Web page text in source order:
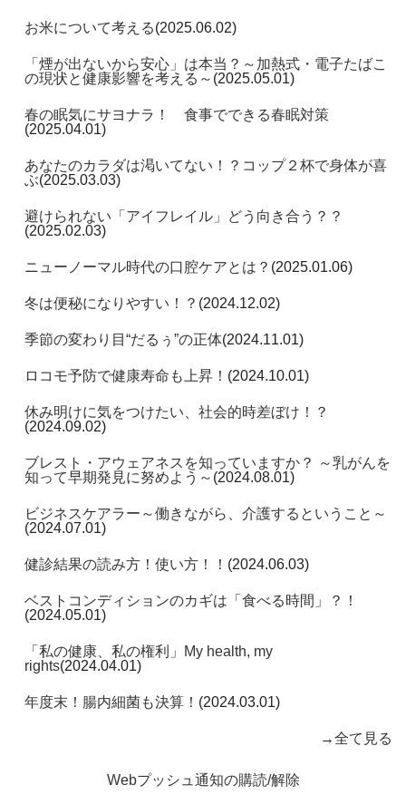
お米について考える(2025.06.02)
「煙が出ないから安心」は本当？～加熱式・電子たばこ
の現状と健康影響を考える～ (2025.05.01)
春の眠気にサヨナラ！ 食事でできる春眠対策
(2025.04.01)
あなたのカラダは渇いてない！？コップ２杯で身体が喜
ぶ(2025.03.03)
避けられない「アイフレイル」どう向き合う？？
(2025.02.03)
ニューノーマル時代の口腔ケアとは？ (2025.01.06)
冬は便秘になりやすい！？ (2024.12.02)
季節の変わり目“だるぅ”の正体(2024.11.01)
ロコモ予防で健康寿命も上昇！ (2024.10.01)
休み明けに気をつけたい、社会的時差ぼけ！？
(2024.09.02)
ブレスト・アウェアネスを知っていますか？ ～乳がんを
知って早期発見に努めよう～ (2024.08.01)
ビジネスケアラー～働きながら、介護するということ～
(2024.07.01)
健診結果の読み方！使い方！！ (2024.06.03)
ベストコンディションのカギは「食べる時間」？！
(2024.05.01)
「私の健康、私の権利」My health, my
rights(2024.04.01)
年度末！腸内細菌も決算！ (2024.03.01)
→全て見る
Webプッシュ通知の購読/解除